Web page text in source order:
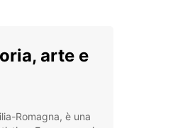
arte e
Romagna, è una